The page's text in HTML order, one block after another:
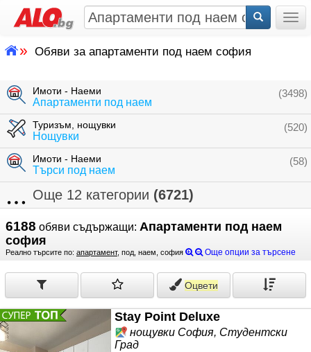
» Обяви за апартаменти под наем софия
(3498)
Имоти - Наеми
Апартаменти под наем
(520)
Туризъм, нощувки
Нощувки
(58)
Имоти - Наеми
Търси под наем
Още 12 категории (6721)
6188 обяви съдържащи: Апартаменти под наем
софия
Реално търсите по: апартамент, под, наем, софия Още опции за търсене
Оцвети
Stay Point Deluxe
нощувки София, Студентски
Град